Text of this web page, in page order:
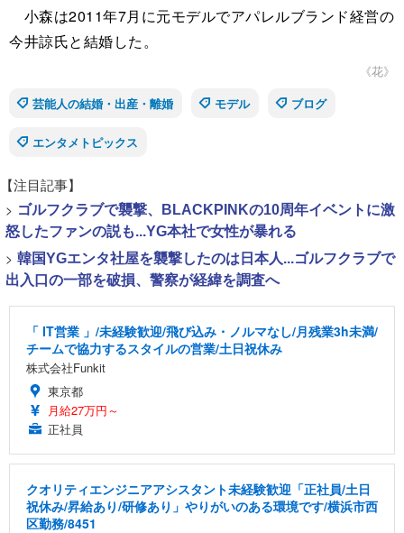
小森は2011年7月に元モデルでアパレルブランド経営の
今井諒氏と結婚した。
《花》
芸能人の結婚・出産・離婚
モデル ブログ
エンタメトピックス
【注目記事】
> ゴルフクラブで襲撃、BLACKPINKの10周年イベントに激
怒したファンの説も...YG本社で女性が暴れる
> 韓国YGエンタ社屋を襲撃したのは日本人...ゴルフクラブで
出入口の一部を破損、警察が経緯を調査へ
「 IT営業 」/未経験歓迎/飛び込み・ノルマなし/月残業3h未満/
チームで協力するスタイルの営業/土日祝休み
株式会社Funkit
東京都
月給27万円～
正社員
クオリティエンジニアアシスタント未経験歓迎「正社員/土日
祝休み/昇給あり/研修あり」やりがいのある環境です/横浜市西
区勤務/8451